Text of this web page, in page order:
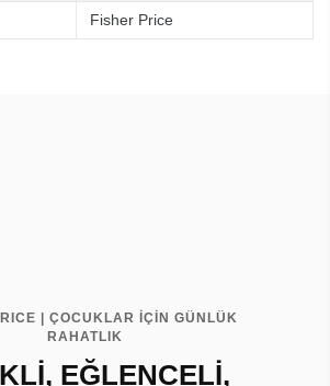
Fisher Price
| ÇOCUKLAR İÇİN GÜNLÜK
RAHATLIK
EĞLENCELİ,